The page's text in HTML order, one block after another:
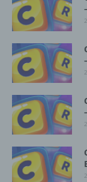
genannte
machen.
eine
auf Ihrem
abspeichert.
werden. Sie
LocalStorage
verhindern.
Zahlreiche